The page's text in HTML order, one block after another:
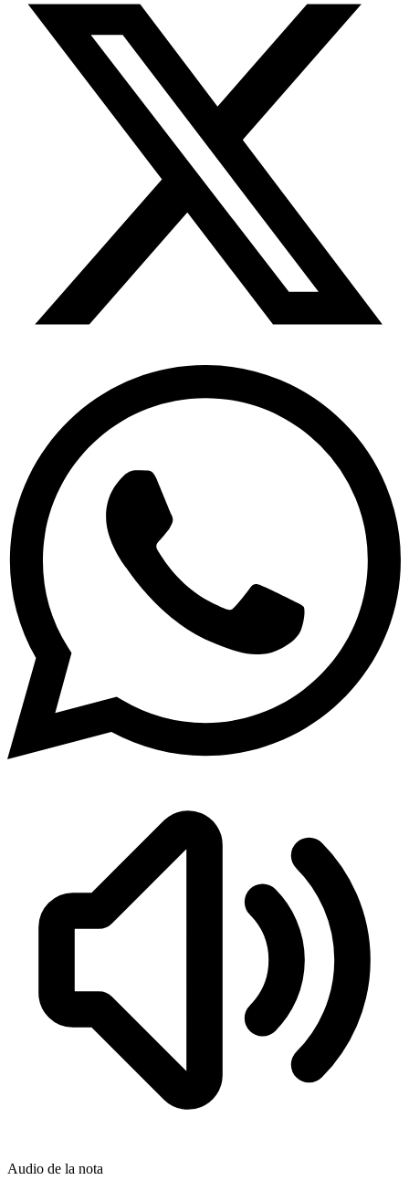
Audio de la nota